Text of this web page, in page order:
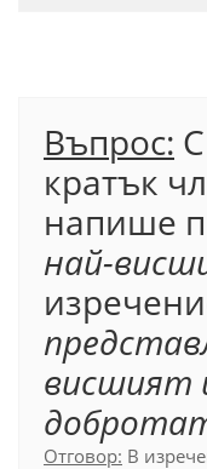
Въпрос:
кратък
напише
най-
висшият
Отговор: В